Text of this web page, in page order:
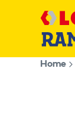
Home